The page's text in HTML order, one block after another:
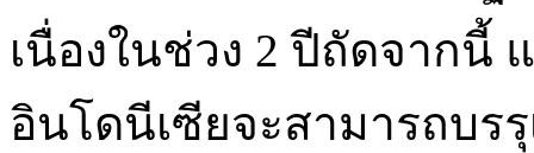
เนื่องในช่วง 2 ปีถัดจากนี้
อินโดนีเซียจะสามารถบร